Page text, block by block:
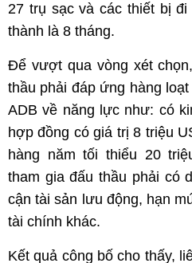
27 trụ sạc và các thiết bị
thành là 8 tháng.
Để vượt qua vòng xét
thầu phải đáp ứng hàng
ADB về năng lực như: có
hợp đồng có giá trị 8 triệu
hàng năm tối thiểu 20
tham gia đấu thầu phải có
cận tài sản lưu động, hạn
tài chính khác.
Kết quả công bố cho thấy,